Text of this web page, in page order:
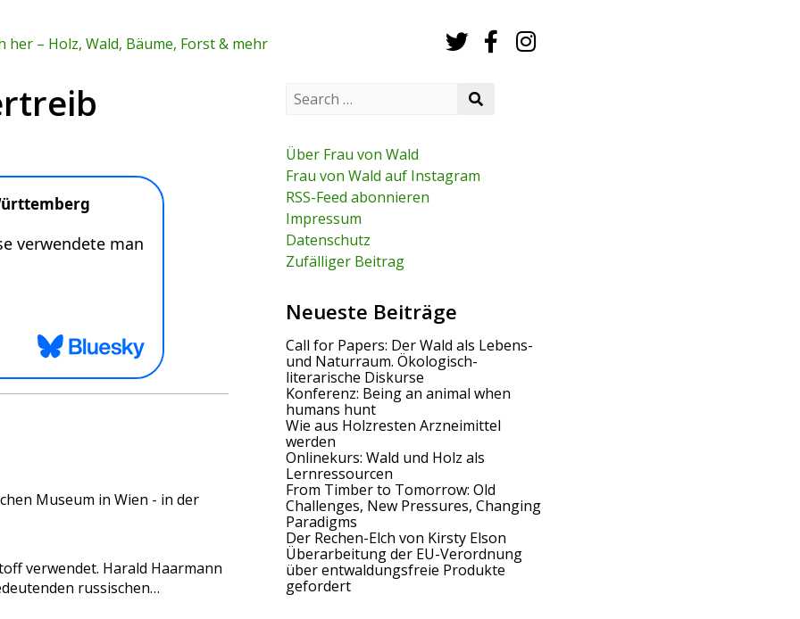
her – Holz, Wald, Bäume, Forst & mehr
Museum in Wien - in der
verwendet. Harald Haarmann
russischen…
c
h
f
o
r
:
Über Frau von Wald
Frau von Wald auf Instagram
RSS-Feed abonnieren
Impressum
Datenschutz
Zufälliger Beitrag
Neueste Beiträge
Call for Papers: Der Wald als Lebens-
und Naturraum. Ökologisch-
literarische Diskurse
Konferenz: Being an animal when
humans hunt
Wie aus Holzresten Arzneimittel
werden
Onlinekurs: Wald und Holz als
Lernressourcen
From Timber to Tomorrow: Old
Challenges, New Pressures, Changing
Paradigms
Der Rechen-Elch von Kirsty Elson
Überarbeitung der EU-Verordnung
über entwaldungsfreie Produkte
gefordert